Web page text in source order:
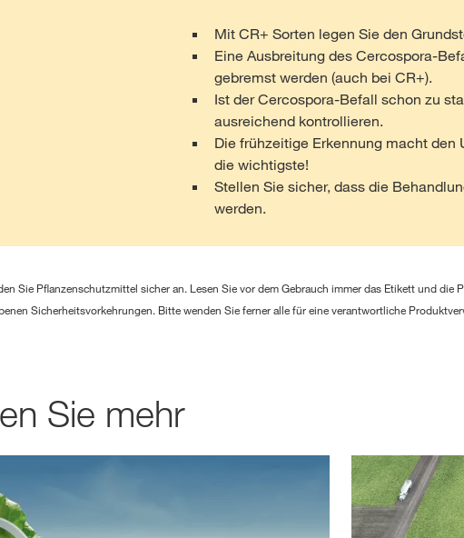
Mit CR+ Sorten legen Sie den
Eine Ausbreitung des Cercospora-
gebremst werden (auch bei CR+).
Ist der Cercospora-Befall schon zu
ausreichend kontrollieren.
Die frühzeitige Erkennung macht
die wichtigste!
Stellen Sie sicher, dass die
werden.
Sie Pflanzenschutzmittel sicher an. Lesen Sie vor dem Gebrauch immer das Etikett und
Sicherheitsvorkehrungen. Bitte wenden Sie ferner alle für eine verantwortliche
Sie mehr